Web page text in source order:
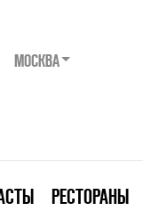
МОСКВА
РЕСТОРАНЫ